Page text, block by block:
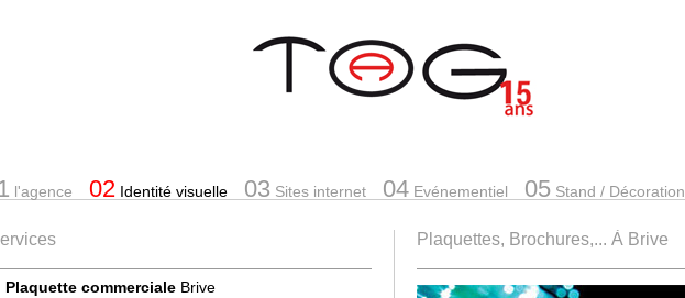
l'agence 02 Identité visuelle 03 Sites internet 04Evénementiel 05Stand / Décoration
Plaquette commerciale Brive
Plaquettes, Brochures,... À Brive